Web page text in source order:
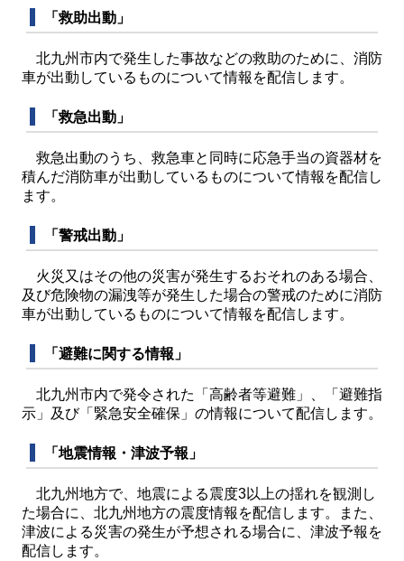
「救助出動」
北九州市内で発生した事故などの救助のために、消防
車が出動しているものについて情報を配信します。
「救急出動」
救急出動のうち、救急車と同時に応急手当の資器材を
積んだ消防車が出動しているものについて情報を配信し
ます。
「警戒出動」
火災又はその他の災害が発生するおそれのある場合、
及び危険物の漏洩等が発生した場合の警戒のために消防
車が出動しているものについて情報を配信します。
「避難に関する情報 」
北九州市内で発令された「高齢者等避難」、「避難指
示」及び「緊急安全確保」の情報について配信します。
「地震情報・津波予報」
北九州地方で、地震による震度3以上の揺れを観測し
た場合に、北九州地方の震度情報を配信します。また、
津波による災害の発生が予想される場合に、津波予報を
配信します。